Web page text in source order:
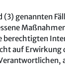
(3) genannten
berechtigten
auf Erwirkung